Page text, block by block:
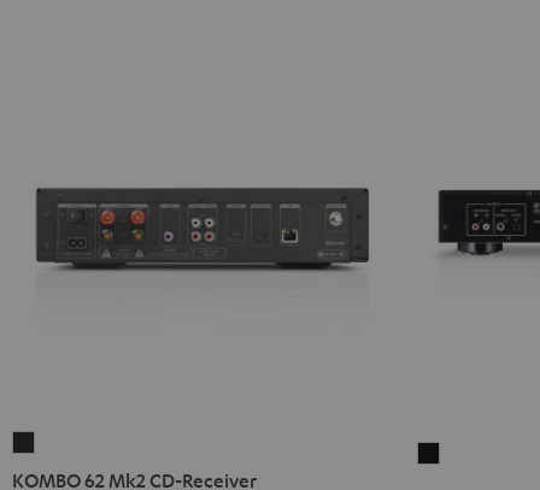
62
KOMBO 62 Mk2 CD-Receiver